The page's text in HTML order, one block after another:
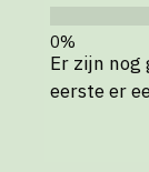
Er zijn nog
eerste er